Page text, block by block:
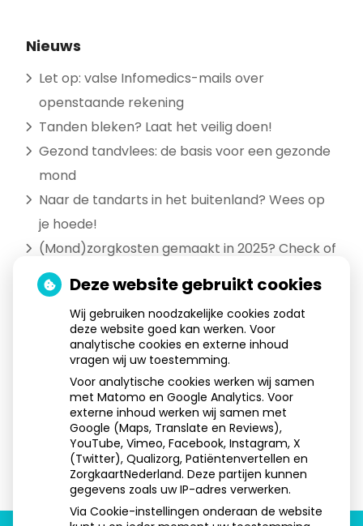
Nieuws
Let op: valse Infomedics-mails over
openstaande rekening
Tanden bleken? Laat het veilig doen!
Gezond tandvlees: de basis voor een gezonde
mond
Naar de tandarts in het buitenland? Wees op
je hoede!
(Mond)zorgkosten gemaakt in 2025? Check of
die aftrekbaar zijn
Aangesloten bij:
Deze website gebruikt cookies
Wij gebruiken noodzakelijke cookies zodat
deze website goed kan werken. Voor
analytische cookies en externe inhoud
vragen wij uw toestemming.
Voor analytische cookies werken wij samen
met Matomo en Google Analytics. Voor
externe inhoud werken wij samen met
Google (Maps, Translate en Reviews),
YouTube, Vimeo, Facebook, Instagram, X
(Twitter), Qualizorg, Patiëntenvertellen en
ZorgkaartNederland. Deze partijen kunnen
gegevens zoals uw IP-adres verwerken.
Via Cookie-instellingen onderaan de website